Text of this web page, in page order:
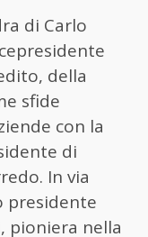
di Carlo
della
sfide
con la
di
In via
presidente
pioniera nella